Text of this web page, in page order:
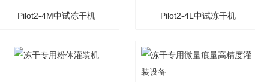
Pilot2-4M中试冻干机 Pilot2-4L中试冻干机